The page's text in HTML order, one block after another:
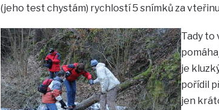
(jeho test chystám) rychlostí 5 snímků za
Tady to
je
pořídil
jen